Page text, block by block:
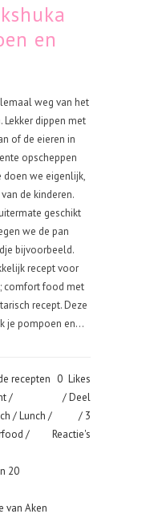
en
weg van het
Lekker dippen met
of de eieren in
opscheppen
doen we eigenlijk,
de kinderen.
geschikt
we de pan
bijvoorbeeld.
recept voor
comfort food met
recept. Deze
je pompoen en...
recepten
/
/Lunch /
/
20
van Aken
0 Likes
Deel
3
Reactie's